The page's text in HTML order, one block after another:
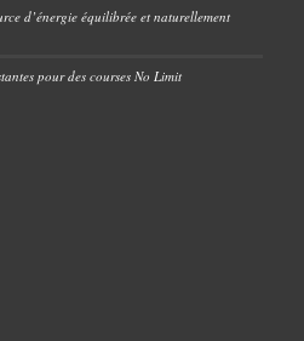
d’énergie équilibrée et naturellement
pour des courses No Limit